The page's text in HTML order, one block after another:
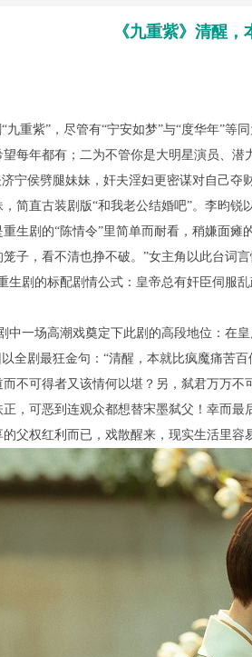
《九重紫》清醒，
重紫”，尽管有“宁安如梦”与“度华年”
每年都有；二为不管你是大明星演员、
宁侯劈腿妹妹，奸夫淫妇更密谋对自己
简直古装剧版“和我老公结婚吧”。李昀
生剧的“陈情令”里简单而耐看，稍嫌面
子，看不清也挣不破。”女主角以此台词
生剧的标配剧情公式：皇帝总有奸臣伺
中一场高潮戏奠定下此剧的高段地位：
全剧最狂金句：“清醒，本就比疯魔痛苦
不可得者又该情何以堪？另，弑君万万
，可恶到连观众都想替宋墨弑父！幸而
父权红利而已，戏散醒来，现实生活里容